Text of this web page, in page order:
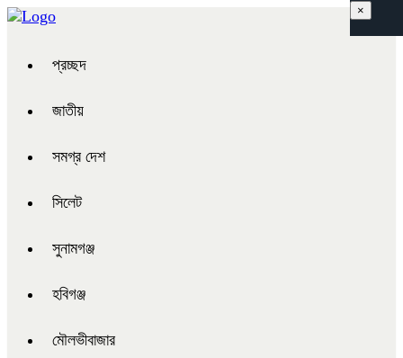
প্রচ্ছদ
জাতীয়
সমগ্র দেশ
সিলেট
সুনামগঞ্জ
হবিগঞ্জ
মৌলভীবাজার
×